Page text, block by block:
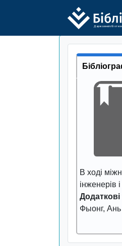
Державного бі отехн
В ході
інженерів
Фыонг,